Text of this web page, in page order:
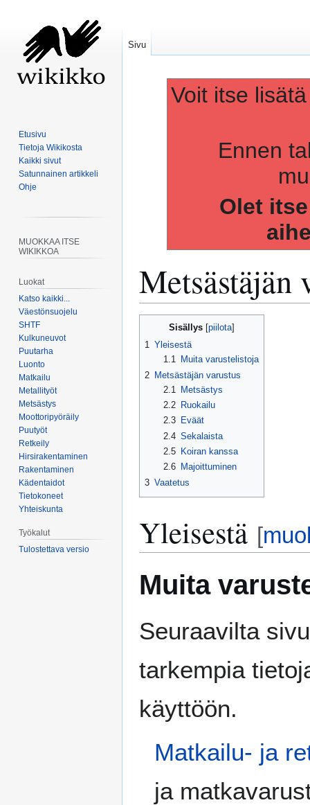
Voit itse
Ennen
Olet
Metsästäjän
Sisällys
1 Yleisestä
1.1
Muita varustelistoja
2 Metsästäjän varustus
2.1
Metsästys
2.2
Ruokailu
2.3
Eväät
2.4 Sekalaista
2.5
Koiran kanssa
2.6
Majoittuminen
3 Vaatetus
Yleisestä [
Muita
Seuraavilta
tarkempia
käyttöön.
Matkailu- ja
ja
Sivu
Etusivu
Tietoja Wikikosta
Kaikki sivut
Satunnainen artikkeli
Ohje
MUOKKAA ITSE
WIKIKKOA
Luokat
Katso kaikki...
Väestönsuojelu
SHTF
Kulkuneuvot
Puutarha
Luonto
Matkailu
Metallityöt
Metsästys
Moottoripyöräily
Puutyöt
Retkeily
Hirsirakentaminen
Rakentaminen
Kädentaidot
Tietokoneet
Yhteiskunta
Työkalut
Tulostettava versio